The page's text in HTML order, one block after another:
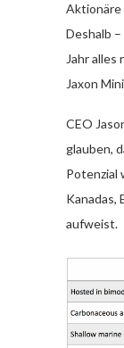
Aktionäre
Deshalb
Jahr
Jaxon
CEO
glauben,
Potenzial
Kanadas,
aufweist.